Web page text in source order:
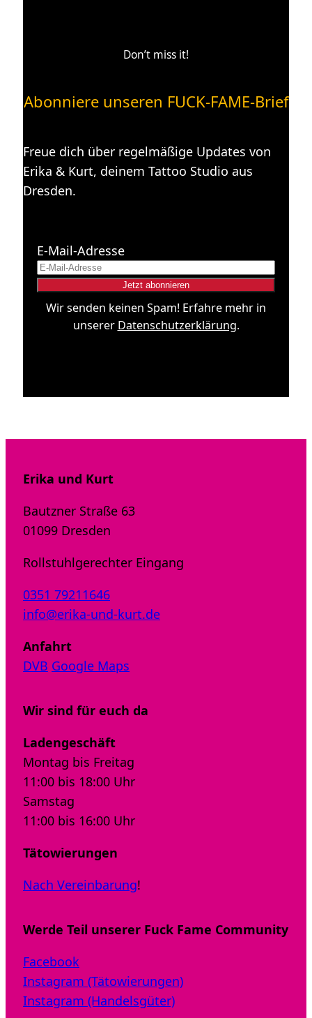
Don’t miss it!
Abonniere unseren FUCK-FAME-Brief
Freue dich über regelmäßige Updates von
Erika & Kurt, deinem Tattoo Studio aus
Dresden.
E-Mail-Adresse
Wir senden keinen Spam! Erfahre mehr in
unserer Datenschutzerklärung.
Erika und Kurt
Bautzner Straße 63
01099 Dresden
Rollstuhlgerechter Eingang
0351 79211646
info@erika-und-kurt.de
Anfahrt
DVB Google Maps
Wir sind für euch da
Ladengeschäft
Montag bis Freitag
11:00 bis 18:00 Uhr
Samstag
11:00 bis 16:00 Uhr
Tätowierungen
Nach Vereinbarung!
Werde Teil unserer Fuck Fame Community
Facebook
Instagram (Tätowierungen)
Instagram (Handelsgüter)